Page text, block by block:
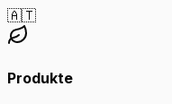
🇦🇹
Produkte